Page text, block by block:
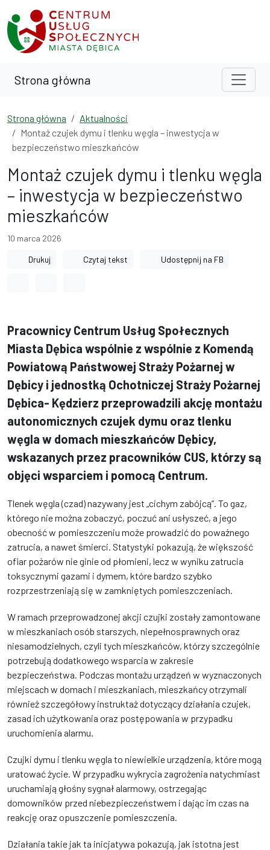
Przejdź do treści
Przejdź do wyszukiwarki
Strona główna
Strona główna
Aktualności
Montaż czujek dymu i tlenku węgla – inwestycja w
bezpieczeństwo mieszkańców
Montaż czujek dymu i tlenku węgla
– inwestycja w bezpieczeństwo
mieszkańców
10 marca 2026
Drukuj Czytaj tekst Udostępnij na FB
Pracownicy Centrum Usług Społecznych
Miasta Dębica wspólnie z wspólnie z Komendą
Powiatową Państwowej Straży Pożarnej w
Dębicy i jednostką Ochotniczej Straży Pożarnej
Dębica- Kędzierz przeprowadzili akcję montażu
autonomicznych czujek dymu oraz tlenku
węgla w domach mieszkańców Dębicy,
wskazanych przez pracowników CUS, którzy są
objęci wsparciem i pomocą Centrum.
Tlenek węgla (czad) nazywany jest „cichym zabójcą”. To gaz,
którego nie można zobaczyć, poczuć ani usłyszeć, a jego
obecność w pomieszczeniu może prowadzić do poważnego
zatrucia, a nawet śmierci. Statystyki pokazują, że większość
ofiar pożarów nie ginie od płomieni, lecz w wyniku zatrucia
toksycznymi gazami i dymem, które bardzo szybko
rozprzestrzeniają się w zamkniętych pomieszczeniach.
W ramach przeprowadzonej akcji czujki zostały zamontowane
w mieszkaniach osób starszych, niepełnosprawnych oraz
niesamodzielnych, czyli tych mieszkańców, którzy szczególnie
potrzebują dodatkowego wsparcia w zakresie
bezpieczeństwa. Podczas montażu urządzeń w wyznaczonych
miejscach w domach i mieszkaniach, mieszkańcy otrzymali
również szczegółowy instruktaż dotyczący działania czujek,
zasad ich użytkowania oraz postępowania w przypadku
uruchomienia alarmu.
Czujki dymu i tlenku węgla to niewielkie urządzenia, które mogą
uratować życie. W przypadku wykrycia zagrożenia natychmiast
uruchamiają głośny sygnał alarmowy, ostrzegając
domowników przed niebezpieczeństwem i dając im czas na
reakcję oraz opuszczenie pomieszczenia.
Działania takie jak ta inicjatywa pokazują, jak istotna jest